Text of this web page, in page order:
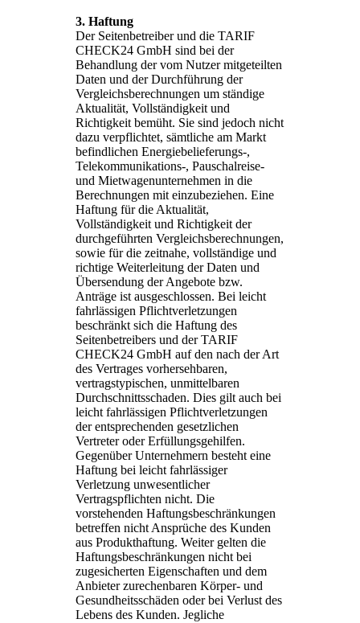
3. Haftung
Der Seitenbetreiber und die TARIF
CHECK24 GmbH sind bei der
Behandlung der vom Nutzer mitgeteilten
Daten und der Durchführung der
Vergleichsberechnungen um ständige
Aktualität, Vollständigkeit und
Richtigkeit bemüht. Sie sind jedoch nicht
dazu verpflichtet, sämtliche am Markt
befindlichen Energiebelieferungs-,
Telekommunikations-, Pauschalreise-
und Mietwagenunternehmen in die
Berechnungen mit einzubeziehen. Eine
Haftung für die Aktualität,
Vollständigkeit und Richtigkeit der
durchgeführten Vergleichsberechnungen,
sowie für die zeitnahe, vollständige und
richtige Weiterleitung der Daten und
Übersendung der Angebote bzw.
Anträge ist ausgeschlossen. Bei leicht
fahrlässigen Pflichtverletzungen
beschränkt sich die Haftung des
Seitenbetreibers und der TARIF
CHECK24 GmbH auf den nach der Art
des Vertrages vorhersehbaren,
vertragstypischen, unmittelbaren
Durchschnittsschaden. Dies gilt auch bei
leicht fahrlässigen Pflichtverletzungen
der entsprechenden gesetzlichen
Vertreter oder Erfüllungsgehilfen.
Gegenüber Unternehmern besteht eine
Haftung bei leicht fahrlässiger
Verletzung unwesentlicher
Vertragspflichten nicht. Die
vorstehenden Haftungsbeschränkungen
betreffen nicht Ansprüche des Kunden
aus Produkthaftung. Weiter gelten die
Haftungsbeschränkungen nicht bei
zugesicherten Eigenschaften und dem
Anbieter zurechenbaren Körper- und
Gesundheitsschäden oder bei Verlust des
Lebens des Kunden. Jegliche